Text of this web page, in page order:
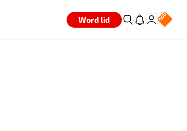
Word lid